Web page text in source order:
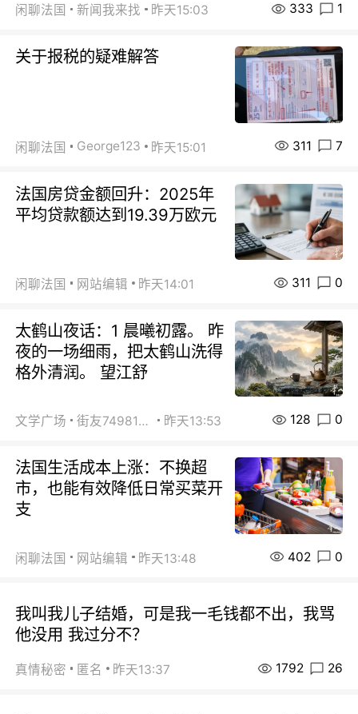
闲聊法国 新闻我来找 昨天15:03 333 1
关于报税的疑难解答
闲聊法国 George123 昨天15:01 311 7
法国房贷金额回升：2025年
平均贷款额达到19.39万欧元
闲聊法国 网站编辑 昨天14:01 311 0
太鹤山夜话：1 晨曦初露。 昨
夜的一场细雨，把太鹤山洗得
格外清润。 望江舒
文学广场 街友74981146 昨天13:53 128 0
法国生活成本上涨：不换超
市，也能有效降低日常买菜开
支
闲聊法国 网站编辑 昨天13:48 402 0
我叫我儿子结婚，可是我一毛钱都不出，我骂
他没用 我过分不？
真情秘密 匿名 昨天13:37 1792 26